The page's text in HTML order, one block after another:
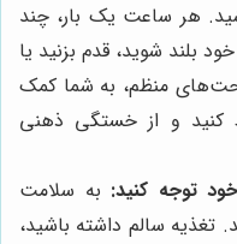
هر ساعت یک بار، چند
بلند شوید، قدم بزنید یا
منظم، به شما کمک
کنید و از خستگی ذهنی
توجه کنید: به سلامت
سالم داشته باشید،